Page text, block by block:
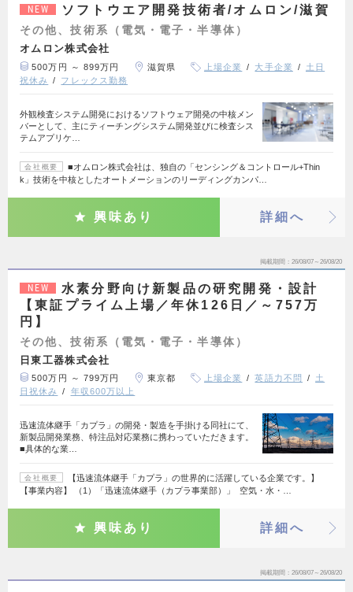
NEW ソフトウエア開発技術者/オムロン/滋賀
その他、技術系（電気・電子・半導体）
オムロン株式会社
500万円 ～ 899万円 滋賀県 上場企業 大手企業
土日
祝休み
フレックス勤務
外観検査システム開発におけるソフトウェア開発の中核メン
バーとして、主にティーチングシステム開発並びに検査シス
テムアプリケ…
会社概要
■オムロン株式会社は、独自の「センシング＆コントロール+Thin
k」技術を中核としたオートメーションのリーディングカンパ…
興味あり 詳細へ
掲載期間 26/08/07～26/08/20
NEW
水素分野向け新製品の研究開発・設計
【東証プライム上場／年休126日／～757万
円】
その他、技術系（電気・電子・半導体）
日東工器株式会社
500万円 ～ 799万円 東京都 上場企業 英語力不問
土
日祝休み
年収600万以上
迅速流体継手「カプラ」の開発・製造を手掛ける同社にて、
新製品開発業務、特注品対応業務に携わっていただきます。
■具体的な業…
会社概要
【迅速流体継手「カプラ」の世界的に活躍している企業です。】
【事業内容】 （1）「迅速流体継手（カプラ事業部）」 空気・水・…
興味あり 詳細へ
掲載期間 26/08/07～26/08/20